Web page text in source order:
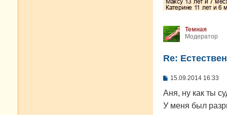
Темная
Модератор
Re:
С
о
щ
15.09.2014 16:33
Аня, ну как ты
У меня был